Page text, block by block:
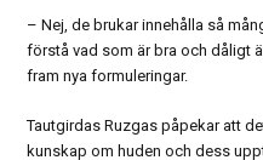
– Nej, de brukar innehålla så
förstå vad som är bra och dåligt
fram nya formuleringar.
Tautgirdas Ruzgas påpekar att
kunskap om huden och dess